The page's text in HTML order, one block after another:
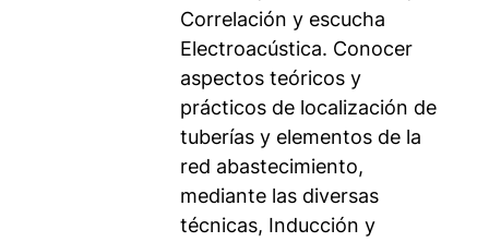
Correlación y escucha
Electroacústica. Conocer
aspectos teóricos y
prácticos de localización de
tuberías y elementos de la
red abastecimiento,
mediante las diversas
técnicas, Inducción y